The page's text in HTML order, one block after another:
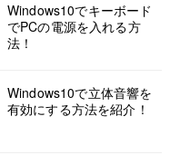
Windows10でキーボード
でPCの電源を入れる方
法！
Windows10で立体音響を
有効にする方法を紹介！